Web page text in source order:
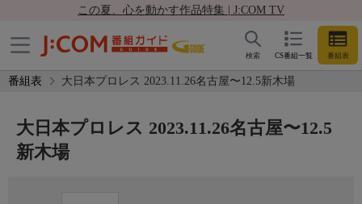
この夏、心を動かす作品特集 | J:COM TV
CS番組一覧 番組表
検索
番組表 大日本プロレス 2023.11.26名古屋〜12.5新木場
大日本プロレス 2023.11.26名古屋〜12.5
新木場